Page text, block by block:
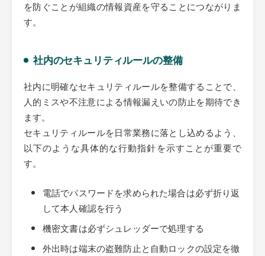
を防ぐことが組織の情報資産を守ることにつながりま
す。
社内のセキュリティルールの整備
社内に明確なセキュリティルールを整備することで、
人的ミスや不注意による情報漏えいの防止を期待でき
ます。
セキュリティルールを日常業務に落とし込めるよう、
以下のような具体的な行動指針を示すことが重要で
す。
電話でパスワードを求められた場合は必ず折り返
して本人確認を行う
機密文書は必ずシュレッダーで処理する
外出時は端末の盗難防止と自動ロックの設定を徹